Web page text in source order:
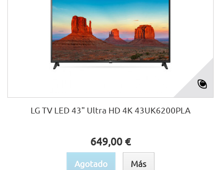
LG TV LED 43" Ultra HD 4K 43UK6200PLA
649,00 €
Agotado Más